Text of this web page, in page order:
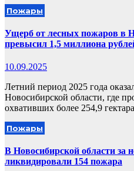
Пожары
Ущерб от лесных пожаров в
превысил 1,5 миллиона
10.09.2025
Летний период 2025 года
Новосибирской области, где
охвативших более 254,9
Пожары
В Новосибирской области за
ликвидировали 154 пожара